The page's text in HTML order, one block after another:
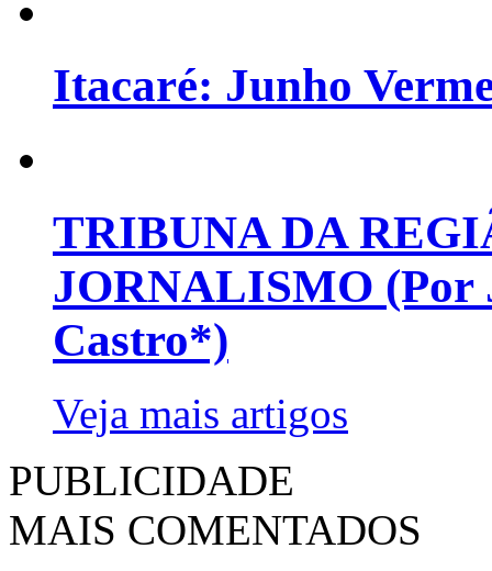
Itacaré: Junho
TRIBUNA DA
JORNALISMO (Por
Castro*)
Veja mais artigos
PUBLICIDADE
MAIS COMENTADOS